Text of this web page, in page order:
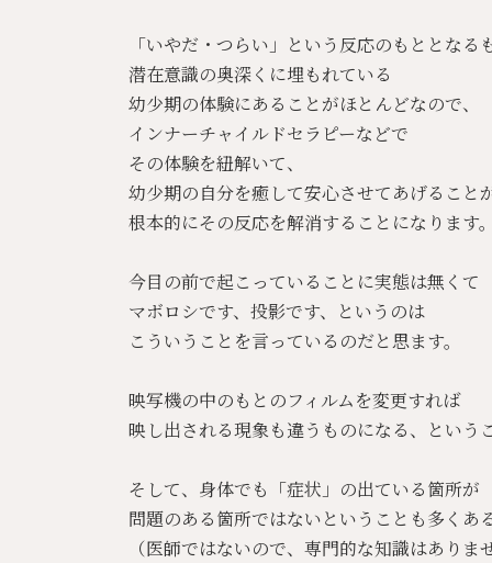
「いやだ・つらい」という反応のもととなる
潜在意識の奥深くに埋もれている
幼少期の体験にあることがほとんどなので、
インナーチャイルドセラピーなどで
その体験を紐解いて、
幼少期の自分を癒して安心させてあげること
根本的にその反応を解消することになります。
今目の前で起こっていることに実態は無くて
マボロシです、投影です、というのは
こういうことを言っているのだと思ます。
映写機の中のもとのフィルムを変更すれば
映し出される現象も違うものになる、というこ
そして、身体でも「症状」の出ている箇所が
問題のある箇所ではないということも多くあ
（医師ではないので、専門的な知識はありま